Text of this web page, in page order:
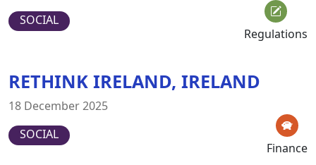
SOCIAL
Regulations
RETHINK IRELAND, IRELAND
18 December 2025
SOCIAL
Finance